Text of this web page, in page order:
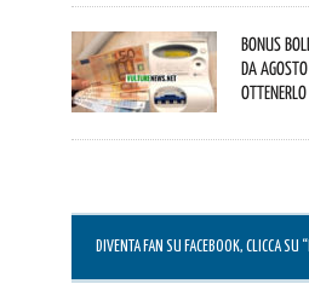
Bonus
da agosto
ottenerlo
DIVENTA FAN SU FACEBOOK, CLICCA SU